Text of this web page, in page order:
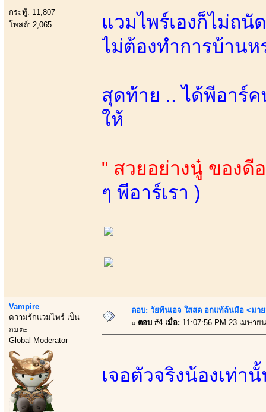
กระทู้: 11,807
โพสต์: 2,065
แวมไพร์เองก็ไม่ถนั
ไม่ต้องทำการบ้านห
สุดท้าย .. ได้พีอาร์
ให้
" สวยอย่างนู๋ ของดี
ๆ พีอาร์เรา )
Vampire
ความรักแวมไพร์ เป็น
อมตะ
Global Moderator
ตอบ: วัยทีนเอจ ใสสด อกแท้ล้นมือ <มา
« ตอบ #4 เมื่อ: 11:07:56 PM 23 เมษาย
เจอตัวจริงน้องเท่า